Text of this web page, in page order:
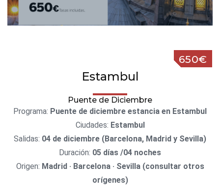
Estambul
Puente de Diciembre
650€
Programa: Puente de diciembre estancia en Estambul
Ciudades: Estambul
Salidas: 04 de diciembre (Barcelona, Madrid y Sevilla)
Duración: 05 días /04 noches
Origen: Madrid · Barcelona · Sevilla (consultar otros
orígenes)